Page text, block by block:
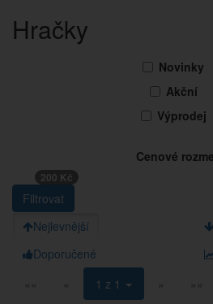
Hračky
Novinky
Akční
Výprodej
Cenové
200 Kč
Nejlevnější
Doporučené
««
« 1 z 1 » »»